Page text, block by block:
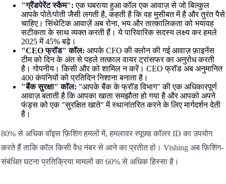
"ग्रैंडपेरेंट स्कैम": एक घबराया हुआ कॉल एक आवाज़ से जो बिल्कुल
आपके पोते/पोती जैसी लगती है, कहती है कि वह मुसीबत में है और तुरंत पैसे
चाहिए। सिंथेटिक आवाज़ें अब रोना, भय और तात्कालिकता को भयावह
सटीकता के साथ व्यक्त करती हैं। ये पारिवारिक सदस्य लक्ष्य कर हमले
2025 में 45% बढ़े।
"CEO फ्रॉड" कॉल: आपके CFO की क्लोन की गई आवाज़ फ़ाइनेंस
टीम को दिन के अंत से पहले तत्काल वायर ट्रांसफर का अनुरोध करती
है। गोपनीय। किसी और को शामिल न करें। CEO फ्रॉड अब अनुमानित
400 कंपनियों को प्रतिदिन निशाना बनाता है।
"बैंक सुरक्षा" कॉल: "आपके बैंक के फ्रॉड विभाग" की एक अधिकारपूर्ण
आवाज़ बताती है कि आपका खाता समझौता हो गया है और आपको अपने
फंड्स को एक "सुरक्षित खाते" में स्थानांतरित करने के लिए मार्गदर्शन देती
है।
80% से अधिक वॉइस फ़िशिंग हमलों में, हमलावर स्पूफ़्ड कॉलर ID का उपयोग
करते हैं ताकि कॉल किसी वैध नंबर से आने का प्रतीत हो। Vishing अब फ़िशिंग-
संबंधित घटना प्रतिक्रिया मामलों का 60% से अधिक हिस्सा है।